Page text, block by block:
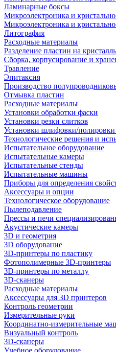
Ламинарные боксы
Микроэлектроника и
Микроэлектроника и
Литография
Расходные материалы
Разделение пластин на
Сборка, корпусирование и
Травление
Эпитаксия
Производство
Отмывка пластин
Расходные материалы
Установки обработки фаски
Установки резки слитков
Установки шлифовки/полировки
Технологические решения и
Испытательное оборудование
Испытательные камеры
Испытательные стенды
Испытательные машины
Приборы для определения
Аксессуары и опции
Технологическое оборудование
Пылеподавление
Прессы и печи
Акустические камеры
3D и геометрия
3D оборудование
3D-принтеры по пластику
Фотополимерные 3D-принтеры
3D-принтеры по металлу
3D-сканеры
Расходные материалы
Аксессуары для 3D принтеров
Контроль геометрии
Измерительные руки
Координатно-измерительные
Визуальный контроль
3D-сканеры
Учебное оборудование